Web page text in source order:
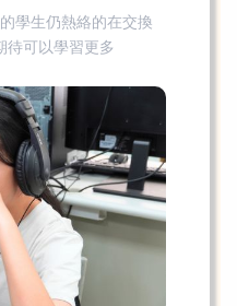
學生仍熱絡的在交換
待可以學習更多